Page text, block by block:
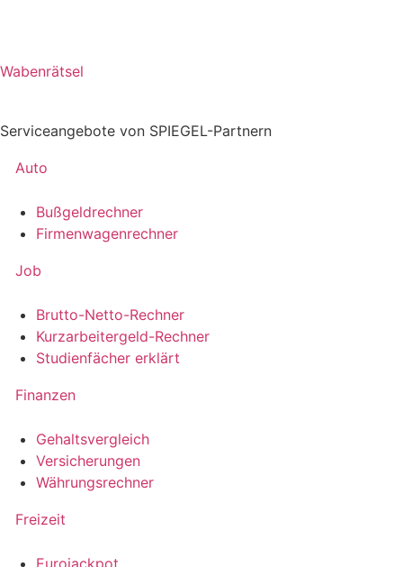
Wabenrätsel
Serviceangebote von SPIEGEL-Partnern
Auto
Bußgeldrechner
Firmenwagenrechner
Job
Brutto-Netto-Rechner
Kurzarbeitergeld-Rechner
Studienfächer erklärt
Finanzen
Gehaltsvergleich
Versicherungen
Währungsrechner
Freizeit
Eurojackpot